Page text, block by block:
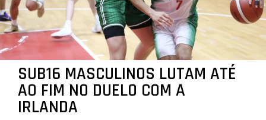
SUB16 MASCULINOS LUTAM ATÉ
AO FIM NO DUELO COM A
IRLANDA